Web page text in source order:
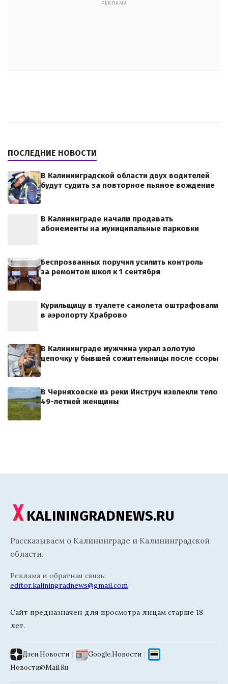
РЕКЛАМА
ПОСЛЕДНИЕ НОВОСТИ
В Калининградской области двух водителей
будут судить за повторное пьяное вождение
В Калининграде начали продавать
абонементы на муниципальные парковки
Беспрозванных поручил усилить контроль
за ремонтом школ к 1 сентября
Курильщицу в туалете самолета оштрафовали
в аэропорту Храброво
В Калининграде мужчина украл золотую
цепочку у бывшей сожительницы после ссоры
В Черняховске из реки Инструч извлекли тело
49-летней женщины
KALININGRADNEWS.RU
Рассказываем о Калининграде и Калининградской
области.
Реклама и обратная связь:
editor.kaliningradnews@gmail.com
Сайт предназначен для просмотра лицам старше 18
лет.
Дзен.Новости | Google.Новости |
Новости@Mail.Ru